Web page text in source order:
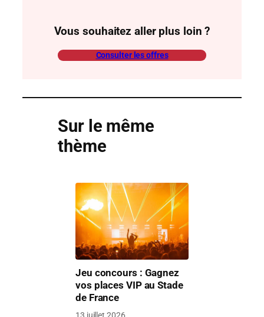
Vous souhaitez aller plus loin ?
Consulter les offres
Sur le même
thème
Jeu concours : Gagnez
vos places VIP au Stade
de France